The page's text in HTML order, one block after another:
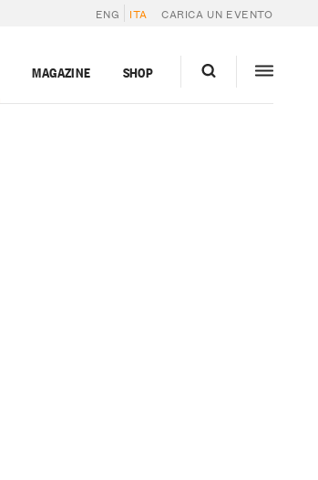
ENG ITA CARICA UN EVENTO
MAGAZINE SHOP